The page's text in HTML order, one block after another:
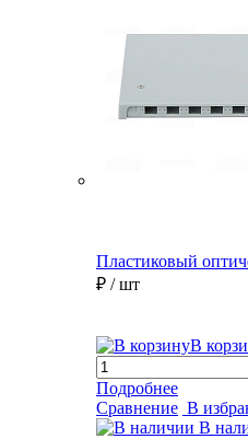
Пластиковый
₽ / шт
В
Подробнее
Сравнение В
В